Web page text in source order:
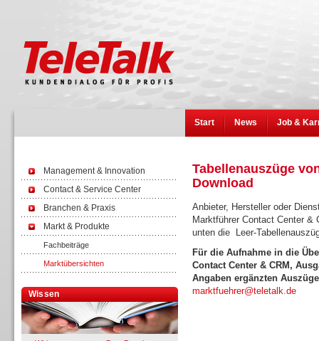
Start News Job &
Management & Innovation
Contact & Service Center
Branchen & Praxis
Markt & Produkte
Fachbeiträge
Marktübersichten
Wissen
Tabellenauszüge
Download
Anbieter, Hersteller oder
Marktführer Contact Center &
unten die Leer-
Für die Aufnahme in die
Contact Center & CRM,
Angaben ergänzten
marktfuehrer@teletalk.de